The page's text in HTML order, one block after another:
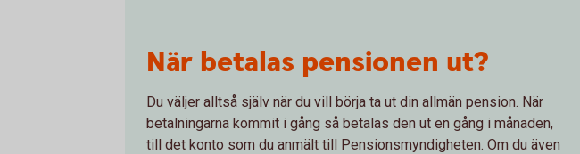
När betalas pensionen ut?
Du väljer alltså själv när du vill börja ta ut din allmän pension. När
betalningarna kommit i gång så betalas den ut en gång i månaden,
till det konto som du anmält till Pensionsmyndigheten. Om du även